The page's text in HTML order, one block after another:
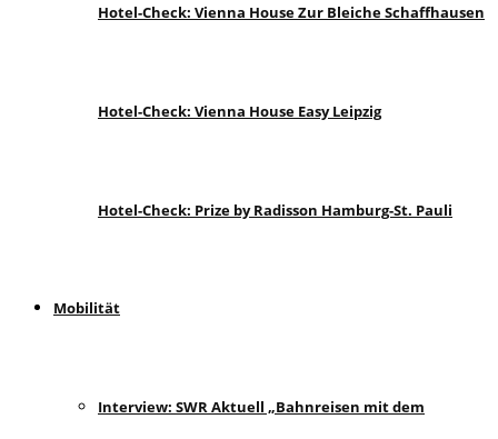
Hotel-Check: Vienna House Zur Bleiche Schaffhausen
Hotel-Check: Vienna House Easy Leipzig
Hotel-Check: Prize by Radisson Hamburg-St. Pauli
Mobilität
Interview: SWR Aktuell „Bahnreisen mit dem